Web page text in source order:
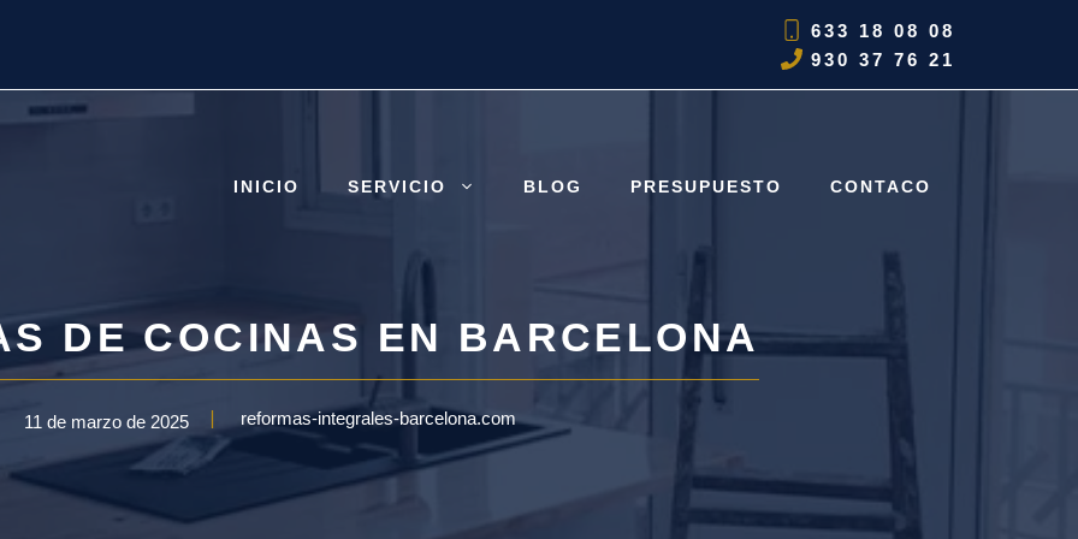
633 18 08 08
930 37 76 21
INICIO SERVICIO BLOG PRESUPUESTO CONTACO
DE COCINAS EN BARCELONA
11 de marzo de 2025 reformas-integrales-barcelona.com